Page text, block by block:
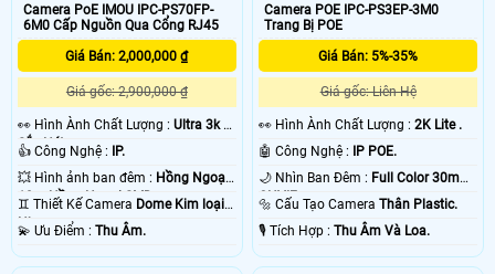
Camera PoE IMOU IPC-PS70FP-
6M0 Cấp Nguồn Qua Cổng RJ45
Giá Bán: 2,000,000 ₫
Giá gốc: 2,900,000 ₫
️👀 Hình Ành Chất Lượng : Ultra 3k +
Sắc Nét .
👍 Công Nghệ :
IP.
💥 Hình ảnh ban đêm : Hồng Ngoại
10m Hồng Ngoại SMD.
♊ Thiết Kế Camera Dome Kim loại +
Nhựa.
️💫 Ưu Điểm : Thu Âm.
Camera POE IPC-PS3EP-3M0
Trang Bị POE
Giá Bán: 5%-35%
Giá gốc: Liên Hệ
️👀 Hình Ành Chất Lượng :2K Lite .
🤖️ Công Nghệ :
IP POE.
🌙 Nhìn Ban Đêm : Full Color 30m
ONVIF.🔩 Cấu Tạo CameraThân Plastic.
️🎙 Tích Hợp :Thu Âm Và Loa.